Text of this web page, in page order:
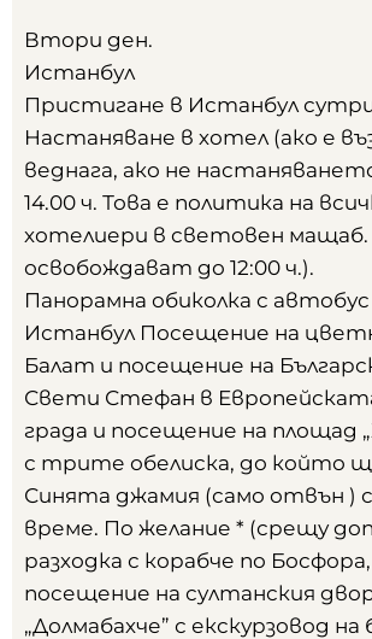
Втори ден.
Истанбул
Пристигане в Истанбул
Настаняване в хотел (ако е
веднага, ако не
14.00 ч. Това е политика на
хотелиери в световен
освобождават до 12:00 ч.).
Панорамна обиколка с автобус
Истанбул Посещение на
Балат и посещение на
Свети Стефан в
града и посещение на площад
с трите обелиска, до който
Синята джамия (само отвън )
време. По желание * (срещу
разходка с корабче по
посещение на султанския
„Долмабахче” с екскурзовод на